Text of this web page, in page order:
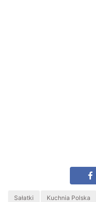
Sałatki Kuchnia Polska